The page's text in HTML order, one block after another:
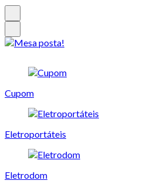
Cupom
Eletroportáteis
Eletrodom